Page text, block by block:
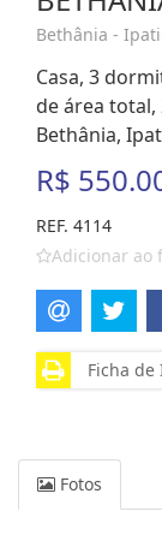
Bethânia -
Casa, 3
de área total,
Bethânia,
R$
REF. 4114
Adicionar ao
Ficha de
Fotos